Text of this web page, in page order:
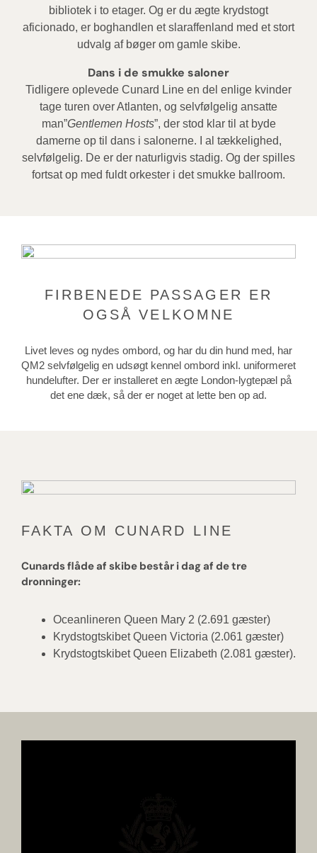
bibliotek i to etager. Og er du ægte krydstogt
aficionado, er boghandlen et slaraffenland med et stort
udvalg af bøger om gamle skibe.
Dans i de smukke saloner
Tidligere oplevede Cunard Line en del enlige kvinder
tage turen over Atlanten, og selvfølgelig ansatte
man”Gentlemen Hosts”, der stod klar til at byde
damerne op til dans i salonerne. I al tækkelighed,
selvfølgelig. De er der naturligvis stadig. Og der spilles
fortsat op med fuldt orkester i det smukke ballroom.
FIRBENEDE PASSAGER ER
OGSÅ VELKOMNE
Livet leves og nydes ombord, og har du din hund med, har
QM2 selvfølgelig en udsøgt kennel ombord inkl. uniformeret
hundelufter. Der er installeret en ægte London-lygtepæl på
det ene dæk, så der er noget at lette ben op ad.
FAKTA OM CUNARD LINE
Cunards flåde af skibe består i dag af de tre
dronninger:
Oceanlineren Queen Mary 2 (2.691 gæster)
Krydstogtskibet Queen Victoria (2.061 gæster)
Krydstogtskibet Queen Elizabeth (2.081 gæster).